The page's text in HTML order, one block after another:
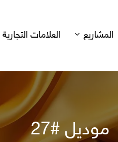
المشاريع العلامات التجارية
موديل #27